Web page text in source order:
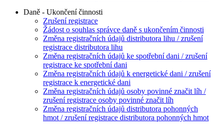
Daně - Ukončení činnosti
Zrušení registrace
Žádost o souhlas správce daně s ukončením činnosti
Změna registračních údajů distributora lihu / zrušení
registrace distributora lihu
Změna registračních údajů ke spotřební dani / zrušení
registrace ke spotřební dani
Změna registračních údajů k energetické dani / zrušení
registrace k energetické dani
Změna registračních údajů osoby povinné značit líh /
zrušení registrace osoby povinné značit líh
Změna registračních údajů distributora pohonných
hmot / zrušení registrace distributora pohonných hmot